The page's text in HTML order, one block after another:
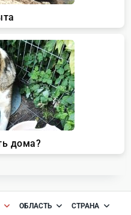
ОБЛАСТЬ
СТРАНА